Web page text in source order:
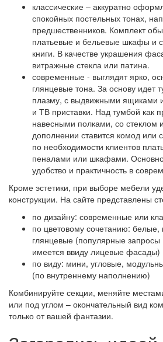
классические – аккуратно
спокойных постельных тонах,
предшественников. Комплект
платьевые и бельевые шкафы и
книги. В качестве украшения
витражные стекла или патина.
современные - выглядят ярко,
глянцевые тона. За основу
плазму, с выдвижными ящиками
и ТВ приставки. Над тумбой как
навесными полками, со стеклом
дополнении ставится комод или
по необходимости клиентов
пеналами или шкафами.
удобство и практичность в
Кроме эстетики, при выборе мебели
конструкции. На сайте представлены
по дизайну: современные или
по цветовому сочетанию:
глянцевые (популярные
имеется ввиду лицевые фасады)
по виду: мини, угловые,
(по внутреннему наполнению)
Комбинируйте секции, меняйте
или под углом – окончательный вид
только от вашей фантазии.